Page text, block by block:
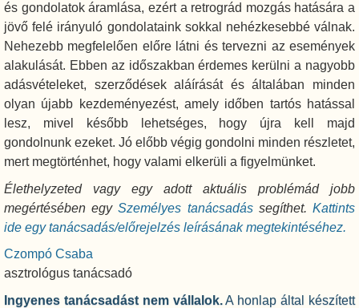
és gondolatok áramlása, ezért a retrográd mozgás hatására a
jövő felé irányuló gondolataink sokkal nehézkesebbé válnak.
Nehezebb megfelelően előre látni és tervezni az események
alakulását. Ebben az időszakban érdemes kerülni a nagyobb
adásvételeket, szerződések aláírását és általában minden
olyan újabb kezdeményezést, amely időben tartós hatással
lesz, mivel később lehetséges, hogy újra kell majd
gondolnunk ezeket. Jó előbb végig gondolni minden részletet,
mert megtörténhet, hogy valami elkerüli a figyelmünket.
Élethelyzeted vagy egy adott aktuális problémád jobb
megértésében egySzemélyes tanácsadássegíthet.Kattints
ide egy tanácsadás/előrejelzés leírásának megtekintéséhez.
Czompó Csaba
asztrológus tanácsadó
Ingyenes tanácsadást nem vállalok.A honlap által készített